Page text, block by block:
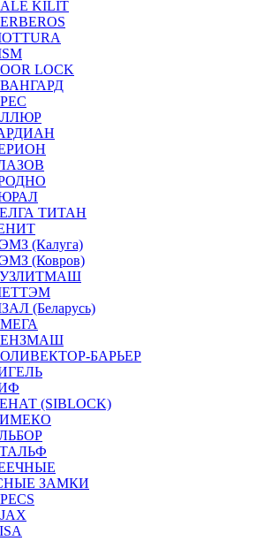
KILIT
LOCK
ТИТАН
(Калуга)
(Ковров)
(Беларусь)
БАРЬЕР
(SIBLOCK)
ЗАМКИ